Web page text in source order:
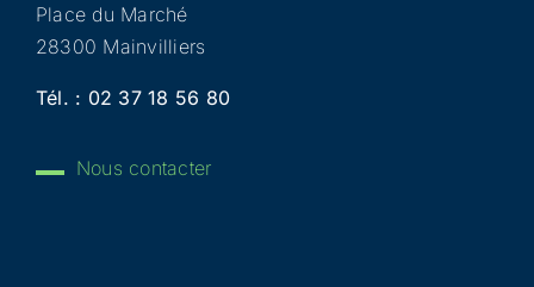
Place du Marché
28300 Mainvilliers
Tél. : 02 37 18 56 80
Nous contacter